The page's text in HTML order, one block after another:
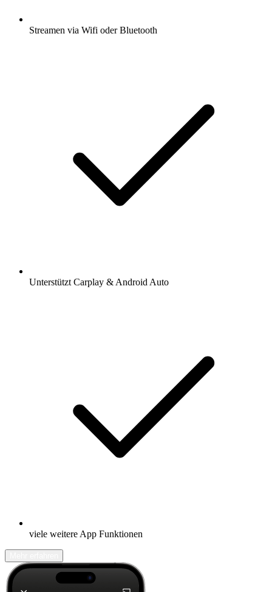
Streamen via Wifi oder Bluetooth
Unterstützt Carplay & Android Auto
viele weitere App Funktionen